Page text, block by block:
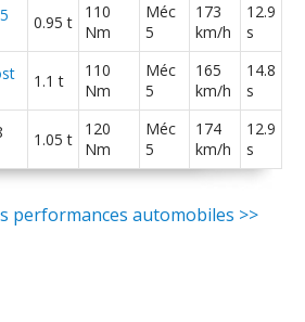
0.95 t
110
Nm
Méc
5
173
km/h
12.9
s
1.1 t
110
Nm
Méc
5
165
km/h
14.8
s
1.05 t
120
Nm
Méc
5
174
km/h
12.9
s
performances automobiles >>